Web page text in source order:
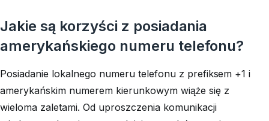
Jakie są korzyści z posiadania
amerykańskiego numeru telefonu?
Posiadanie lokalnego numeru telefonu z prefiksem +1 i
amerykańskim numerem kierunkowym wiąże się z
wieloma zaletami. Od uproszczenia komunikacji